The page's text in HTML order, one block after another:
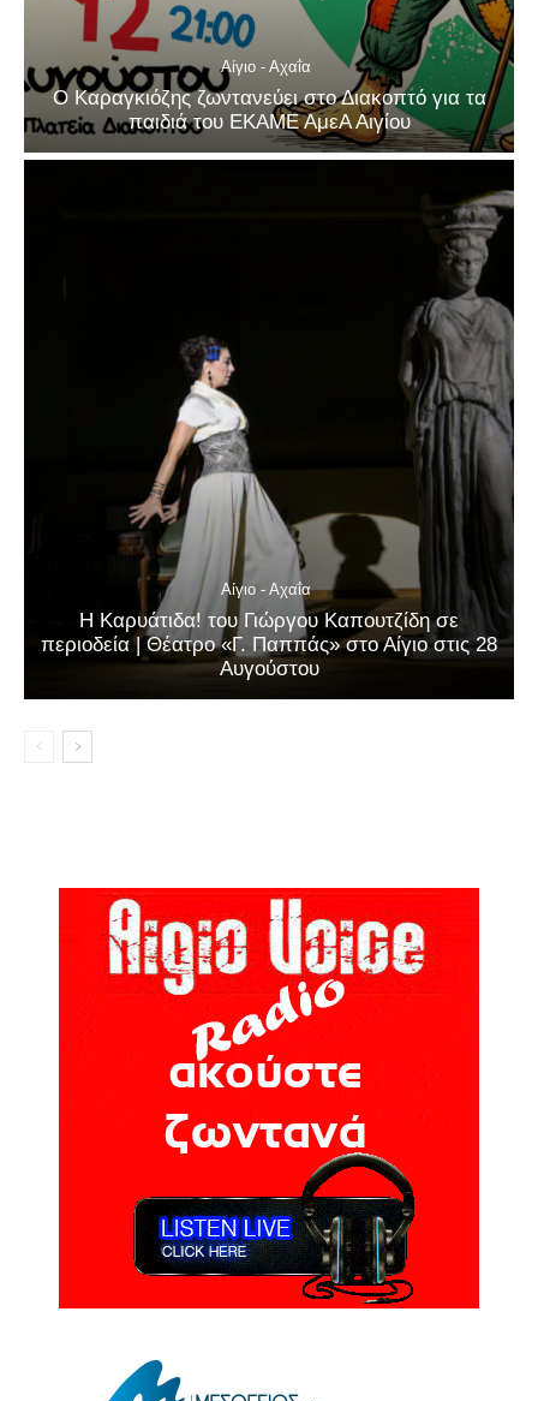
Αίγιο - Αχαΐα
Ο Καραγκιόζης ζωντανεύει στο Διακοπτό για τα
παιδιά του ΕΚΑΜΕ ΑμεΑ Αιγίου
Αίγιο - Αχαΐα
Η Καρυάτιδα! του Γιώργου Καπουτζίδη σε
περιοδεία | Θέατρο «Γ. Παππάς» στο Αίγιο στις 28
Αυγούστου